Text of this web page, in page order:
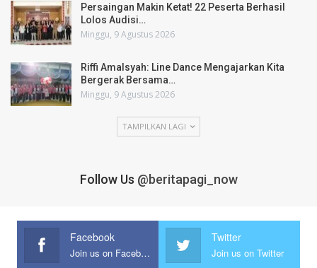
Persaingan Makin Ketat! 22 Peserta Berhasil
Lolos Audisi…
Minggu, 9 Agustus 2026
Riffi Amalsyah: Line Dance Mengajarkan Kita
Bergerak Bersama…
Minggu, 9 Agustus 2026
TAMPILKAN LAGI
Follow Us @beritapagi_now
Facebook
Join us on Facebook
Twitter
Join us on Twitter